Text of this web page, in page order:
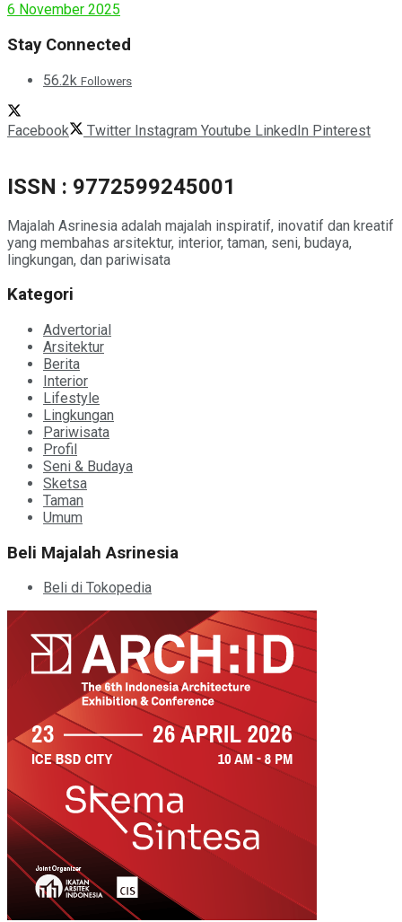
6 November 2025
Stay Connected
56.2k Followers
Facebook Twitter Instagram Youtube LinkedIn Pinterest
ISSN : 9772599245001
Majalah Asrinesia adalah majalah inspiratif, inovatif dan kreatif
yang membahas arsitektur, interior, taman, seni, budaya,
lingkungan, dan pariwisata
Kategori
Advertorial
Arsitektur
Berita
Interior
Lifestyle
Lingkungan
Pariwisata
Profil
Seni & Budaya
Sketsa
Taman
Umum
Beli Majalah Asrinesia
Beli di Tokopedia